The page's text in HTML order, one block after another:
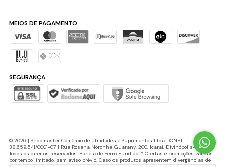
MEIOS DE PAGAMENTO
SEGURANÇA
© 2026 | Shopmaster Comércio de Utilidades e Suprimentos Ltda | CNPJ:
38.659.541/0001-07 | Rua Rosana Noronha Guarany, 200, Icaraí, Divinópolis-MG |
Todos os direitos reservados. Panela de Ferro Fundido. * Ofertas e promoções válidas
por tempo limitado, sem aviso prévio. Caso os produtos apresentem divergências de